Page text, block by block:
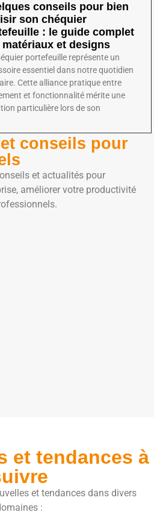
conseils pour bien
son chéquier
: le guide complet
matériaux et designs
portefeuille représente un
essentiel dans notre quotidien
Cette alliance pratique entre
et fonctionnalité mérite une
particulière lors de son
conseils pour
et actualités pour
améliorer votre productivité
et tendances à
et tendances dans divers
: